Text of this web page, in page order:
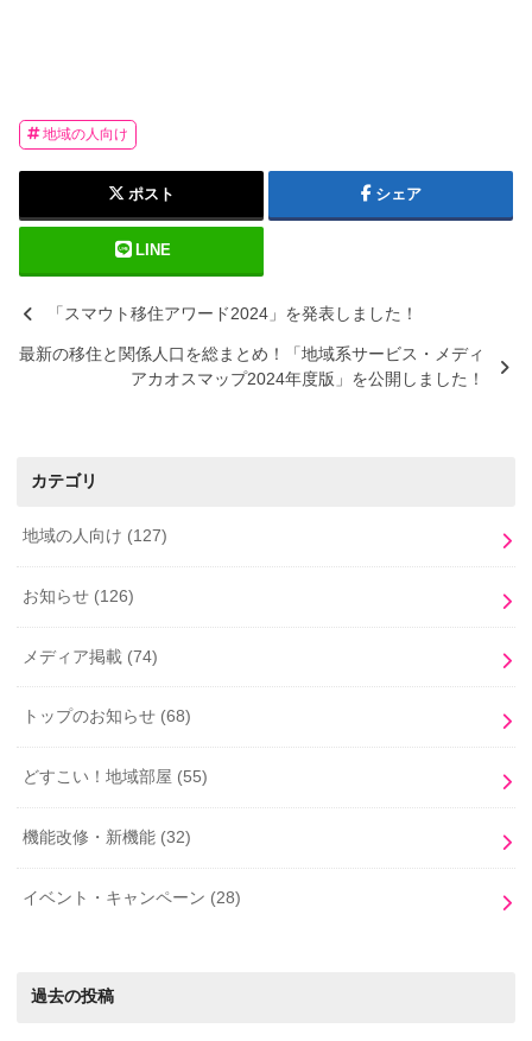
地域の人向け
ポスト シェア
LINE
「スマウト移住アワード2024」を発表しました！
最新の移住と関係人口を総まとめ！「地域系サービス・メディ
アカオスマップ2024年度版」を公開しました！
カテゴリ
地域の人向け (127)
お知らせ (126)
メディア掲載 (74)
トップのお知らせ (68)
どすこい！地域部屋 (55)
機能改修・新機能 (32)
イベント・キャンペーン (28)
過去の投稿